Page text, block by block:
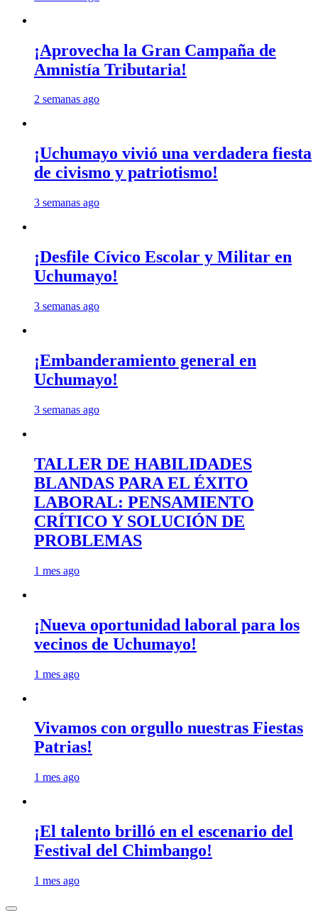
¡Aprovecha la Gran Campaña de
Amnistía Tributaria!
2 semanas ago
¡Uchumayo vivió una verdadera fiesta
de civismo y patriotismo!
3 semanas ago
¡Desfile Cívico Escolar y Militar en
Uchumayo!
3 semanas ago
¡Embanderamiento general en
Uchumayo!
3 semanas ago
TALLER DE HABILIDADES
BLANDAS PARA EL ÉXITO
LABORAL: PENSAMIENTO
CRÍTICO Y SOLUCIÓN DE
PROBLEMAS
1 mes ago
¡Nueva oportunidad laboral para los
vecinos de Uchumayo!
1 mes ago
Vivamos con orgullo nuestras Fiestas
Patrias!
1 mes ago
¡El talento brilló en el escenario del
Festival del Chimbango!
1 mes ago